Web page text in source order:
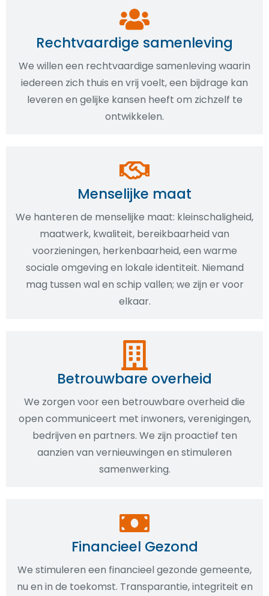
Rechtvaardige samenleving
We willen een rechtvaardige samenleving waarin
iedereen zich thuis en vrij voelt, een bijdrage kan
leveren en gelijke kansen heeft om zichzelf te
ontwikkelen.
Menselijke maat
We hanteren de menselijke maat: kleinschaligheid,
maatwerk, kwaliteit, bereikbaarheid van
voorzieningen, herkenbaarheid, een warme
sociale omgeving en lokale identiteit. Niemand
mag tussen wal en schip vallen; we zijn er voor
elkaar.
Betrouwbare overheid
We zorgen voor een betrouwbare overheid die
open communiceert met inwoners, verenigingen,
bedrijven en partners. We zijn proactief ten
aanzien van vernieuwingen en stimuleren
samenwerking.
Financieel Gezond
We stimuleren een financieel gezonde gemeente,
nu en in de toekomst. Transparantie, integriteit en